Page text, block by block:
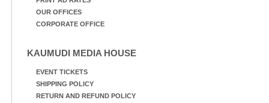
OUR OFFICES
CORPORATE OFFICE
KAUMUDI MEDIA HOUSE
EVENT TICKETS
SHIPPING POLICY
RETURN AND REFUND POLICY